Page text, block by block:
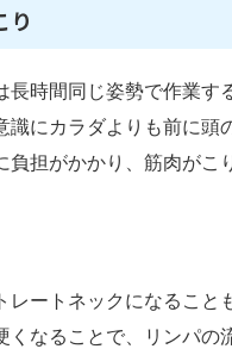
り
長時間同じ姿勢で作業す
識にカラダよりも前に頭
負担がかかり、筋肉がこ
レートネックになること
くなることで、リンパの